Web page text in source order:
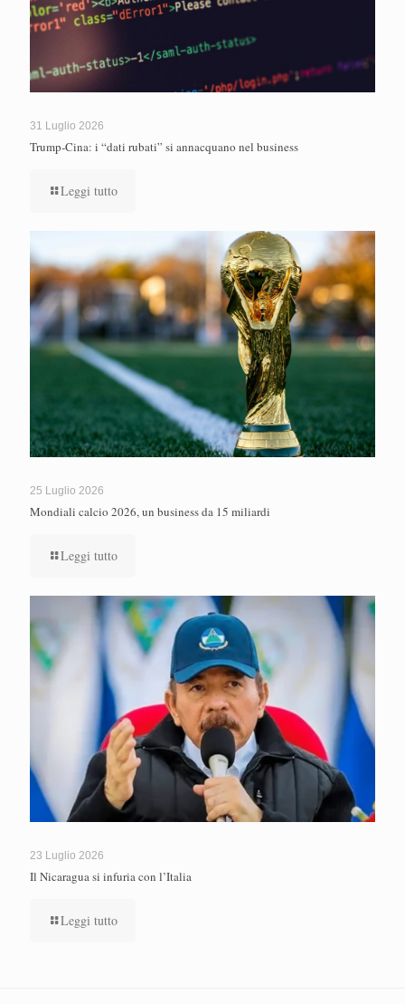
31 Luglio 2026
Trump-Cina: i “dati rubati” si annacquano nel business
Leggi tutto
25 Luglio 2026
Mondiali calcio 2026, un business da 15 miliardi
Leggi tutto
23 Luglio 2026
Il Nicaragua si infuria con l’Italia
Leggi tutto